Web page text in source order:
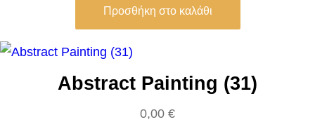
τ
Προσθήκη στο καλάθι
Abstract Painting (31)
0,00 €